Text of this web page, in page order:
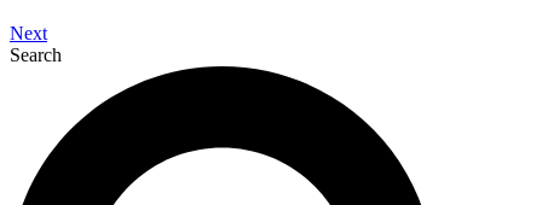
Next
Search